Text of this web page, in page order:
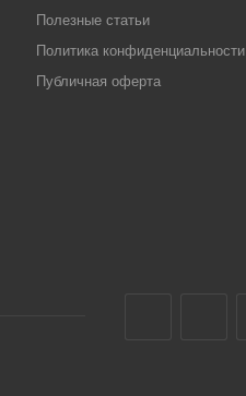
Полезные статьи
Политика конфиденциальности
Публичная оферта